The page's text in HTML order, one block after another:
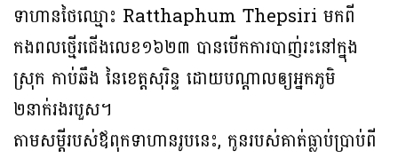
ទាហានថៃឈ្មោះ Ratthaphum Thepsiri មកពី
កងពលថ្មើរជើងលេខ១៦២៣ បានបើកការបាញ់រះនៅក្នុង
ស្រុក កាប់ឆឹង នៃខេត្តសុរិន្ទ ដោយបណ្តាលឲ្យអ្នកភូមិ
២នាក់រងរបួស។
តាមសម្តីរបស់ឪពុកទាហានរូបនេះ, កូនរបស់គាត់ធ្លាប់ប្រាប់ពី